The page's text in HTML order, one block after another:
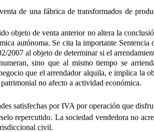
de una fábrica de transformados de
objeto de venta anterior no altera la
autónoma. Se cita la importante
al objeto de determinar si el
sino que al mismo tiempo se
que el arrendador alquila, e implica la
no afecto a actividad económica.
satisfechas por IVA por operación que
repercutido. La sociedad vendedora no
civil.